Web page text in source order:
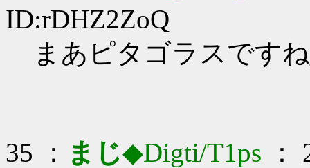
ID:rDHZ2ZoQ
まあピタゴラスです
35 ： まじ◆Digti/T1ps ：